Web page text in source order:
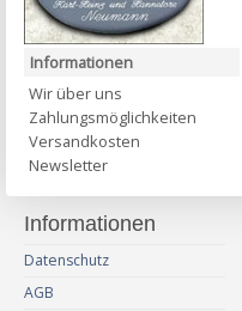
Informationen
Wir über uns
Zahlungsmöglichkeiten
Versandkosten
Newsletter
Informationen
Datenschutz
AGB